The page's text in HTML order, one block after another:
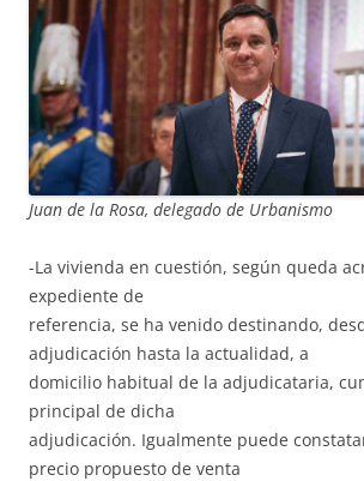
Juan de la Rosa, delegado de Urbanismo
-La vivienda en cuestión, según queda
expediente de
referencia, se ha venido destinando,
adjudicación hasta la actualidad, a
domicilio habitual de la adjudicataria,
principal de dicha
adjudicación. Igualmente puede
precio propuesto de venta